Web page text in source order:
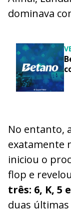
dominava
No entanto,
exatamente
iniciou o
flop e revelou
três: 6, K, 5
duas últimas